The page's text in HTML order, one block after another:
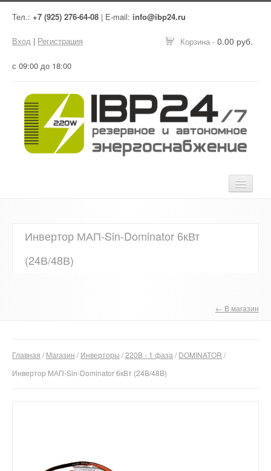
Тел.: +7 (925) 276-64-08 | E-mail: info@ibp24.ru
Корзина - 0.00 руб.
Вход | Регистрация
с 09:00 до 18:00
Оборудование
Услуги
Инвертор МАП-Sin-Dominator 6кВт
(24В/48В)
← В магазин
Главная /Магазин /Инверторы /220В - 1 фаза /DOMINATOR /
Инвертор МАП-Sin-Dominator 6кВт (24В/48В)